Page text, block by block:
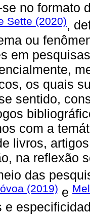
no formato
Sette (2020),
ou
em
os quais
sentido,
com a
livros,
na reflexão
das
(2019) e
e